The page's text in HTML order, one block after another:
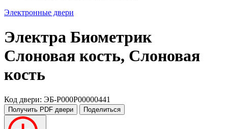
Электронные двери
Электра Биометрик
Слоновая кость, Слоновая
кость
Код двери: ЭБ-P000P00000441
Получить PDF двери Поделиться